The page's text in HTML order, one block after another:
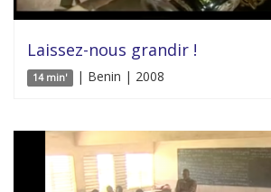
Laissez-nous grandir !
14 min' | Benin | 2008